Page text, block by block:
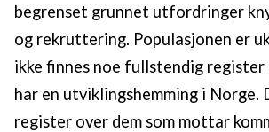
begrenset grunnet utfordringer
og rekruttering. Populasjonen er
ikke finnes noe fullstendig register
har en utviklingshemming i Norge.
register over dem som mottar